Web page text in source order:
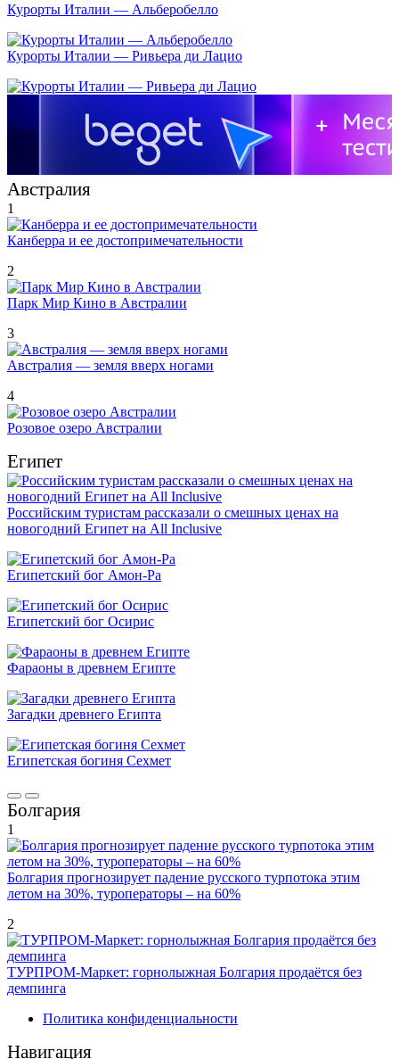
Курорты Италии — Альберобелло
Курорты Италии — Ривьера ди Лацио
Австралия
1
Канберра и ее достопримечательности
2
Парк Мир Кино в Австралии
3
Австралия — земля вверх ногами
4
Розовое озеро Австралии
Египет
Российским туристам рассказали о смешных ценах на
новогодний Египет на All Inclusive
Египетский бог Амон-Ра
Египетский бог Осирис
Фараоны в древнем Египте
Загадки древнего Египта
Египетская богиня Сехмет
Болгария
1
Болгария прогнозирует падение русского турпотока этим
летом на 30%, туроператоры – на 60%
2
ТУРПРОМ-Маркет: горнолыжная Болгария продаётся без
демпинга
Политика конфиденциальности
Навигация